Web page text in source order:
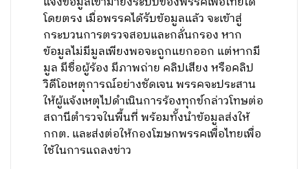
โดยตรง เมื่อพรรคได้รับข้อมูลแล้ว จะเข้าสู่
กระบวนการตรวจสอบและกลั่นกรอง หาก
ข้อมูลไม่มีมูลเพียงพอจะถูกแยกออก แต่หากมี
มูล มีชื่อผู้ร้อง มีภาพถ่าย คลิปเสียง หรือคลิป
วิดีโอเหตุการณ์อย่างชัดเจน พรรคจะประสาน
ให้ผู้แจ้งเหตุไปดำเนินการร้องทุกข์กล่าวโทษต่อ
สถานีตำรวจในพื้นที่ พร้อมทั้งนำข้อมูลส่งให้
กกต. และส่งต่อให้กองโฆษกพรรคเพื่อไทยเพื่อ
ใช้ในการแถลงข่าว